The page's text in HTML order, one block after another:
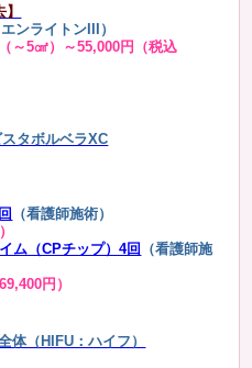
ンライトンIII）
～5㎠）～55,000円（税込
タボルベラXC
（看護師施術）
ム（CPチップ）4回
（看護師施
円）
体（HIFU：ハイフ）